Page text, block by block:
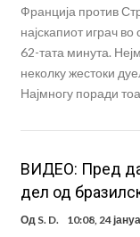
Франција против
најскапиот играч
62-тата минута.
неколку жестоки
Најмногу поради
ВИДЕО: Пред
дел од
Од S. D. 10:08, 24